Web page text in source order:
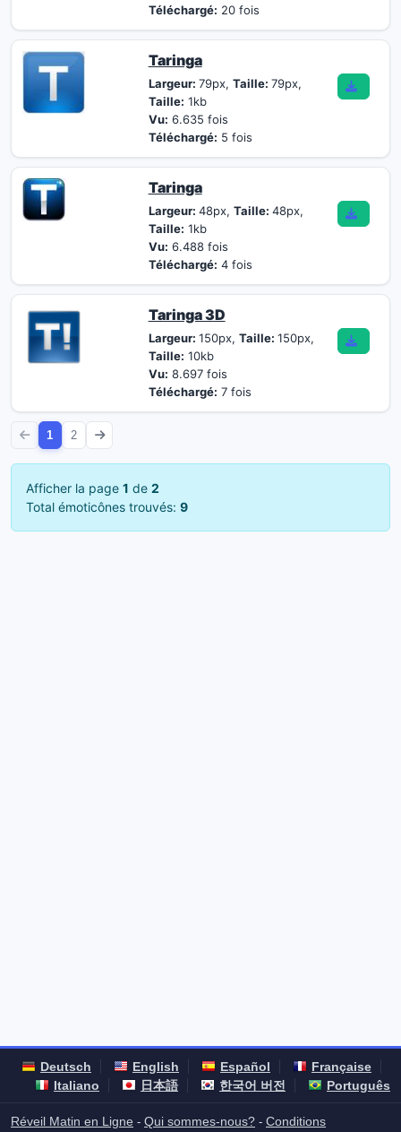
Téléchargé: 20 fois
Taringa
Largeur: 79px, Taille: 79px,
Taille: 1kb
Vu: 6.635 fois
Téléchargé: 5 fois
Taringa
Largeur: 48px, Taille: 48px,
Taille: 1kb
Vu: 6.488 fois
Téléchargé: 4 fois
Taringa 3D
Largeur: 150px, Taille: 150px,
Taille: 10kb
Vu: 8.697 fois
Téléchargé: 7 fois
1 2
Afficher la page 1 de 2
Total émoticônes trouvés: 9
Deutsch English Español
Française
Italiano
日本語 한국어 버전 Português
Réveil Matin en Ligne - Qui sommes-nous? - Conditions